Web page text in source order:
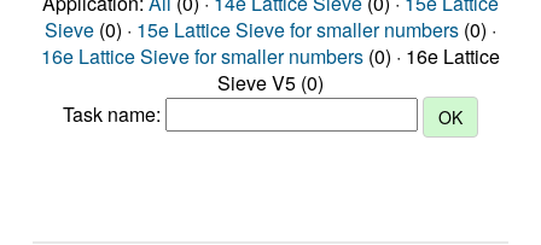
Sieve (0) · 15e Lattice Sieve for smaller numbers (0) ·
16e Lattice Sieve for smaller numbers (0) · 16e Lattice
Sieve V5 (0)
Task name: